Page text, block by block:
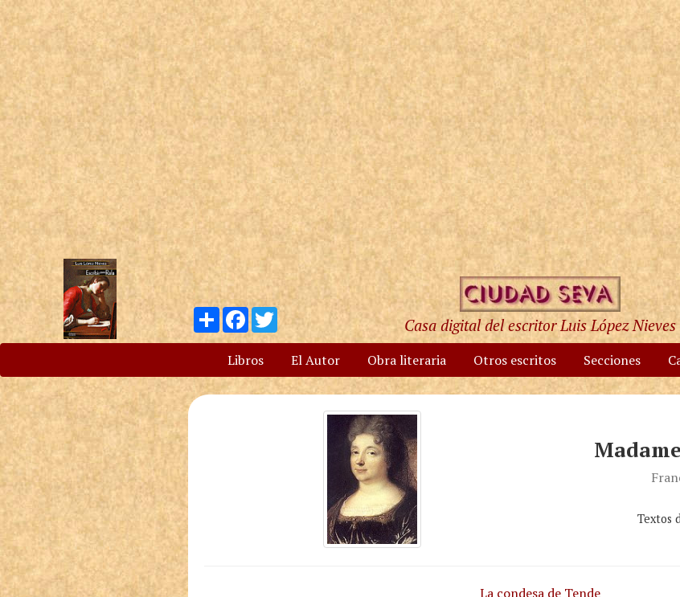
Compartir
Facebook
Twitter
Casa digital del escritor Luis López Nieves
Libros El Autor Obra literaria Otros escritos Secciones
Textos
La condesa de Tende